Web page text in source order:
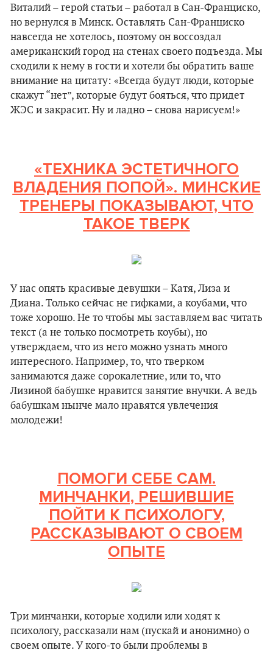
Виталий – герой статьи – работал в Сан-Франциско,
но вернулся в Минск. Оставлять Сан-Франциско
навсегда не хотелось, поэтому он воссоздал
американский город на стенах своего подъезда. Мы
сходили к нему в гости и хотели бы обратить ваше
внимание на цитату: «Всегда будут люди, которые
скажут “нет”, которые будут бояться, что придет
ЖЭС и закрасит. Ну и ладно – снова нарисуем!»
«ТЕХНИКА ЭСТЕТИЧНОГО
ВЛАДЕНИЯ ПОПОЙ». МИНСКИЕ
ТРЕНЕРЫ ПОКАЗЫВАЮТ, ЧТО
ТАКОЕ ТВЕРК
У нас опять красивые девушки – Катя, Лиза и
Диана. Только сейчас не гифками, а коубами, что
тоже хорошо. Не то чтобы мы заставляем вас читать
текст (а не только посмотреть коубы), но
утверждаем, что из него можно узнать много
интересного. Например, то, что тверком
занимаются даже сорокалетние, или то, что
Лизиной бабушке нравится занятие внучки. А ведь
бабушкам нынче мало нравятся увлечения
молодежи!
ПОМОГИ СЕБЕ САМ.
МИНЧАНКИ, РЕШИВШИЕ
ПОЙТИ К ПСИХОЛОГУ,
РАССКАЗЫВАЮТ О СВОЕМ
ОПЫТЕ
Три минчанки, которые ходили или ходят к
психологу, рассказали нам (пускай и анонимно) о
своем опыте. У кого-то были проблемы в